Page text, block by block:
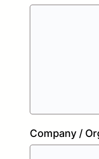
Company /